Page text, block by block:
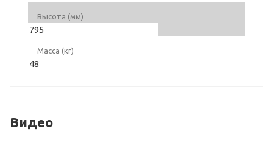
Высота (мм)
795
Масса (кг)
48
Видео